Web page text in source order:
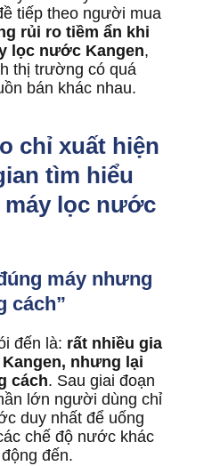
tiếp theo người mua
rủi ro tiềm ẩn khi
lọc nước Kangen,
thị trường có quá
bán khác nhau.
chỉ xuất hiện
tìm hiểu
lọc nước
máy nhưng
cách”
đến là: rất nhiều gia
nhưng lại
cách. Sau giai đoạn
lớn người dùng chỉ
duy nhất để uống
chế độ nước khác
đến.